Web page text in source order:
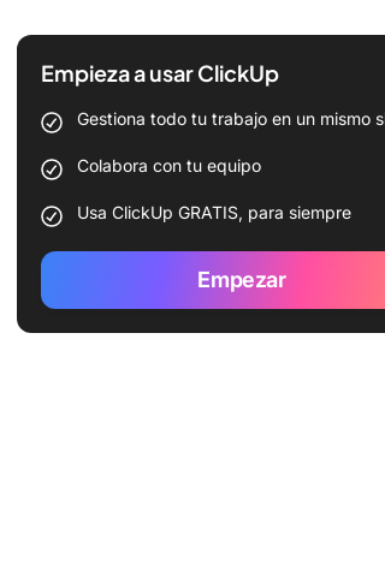
Empieza a usar ClickUp
Gestiona todo tu trabajo en un mismo
Colabora con tu equipo
Usa ClickUp GRATIS, para siempre
Empezar